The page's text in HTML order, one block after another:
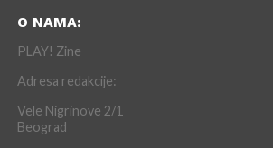
O NAMA:
PLAY! Zine
Adresa redakcije:
Vele Nigrinove 2/1
Beograd